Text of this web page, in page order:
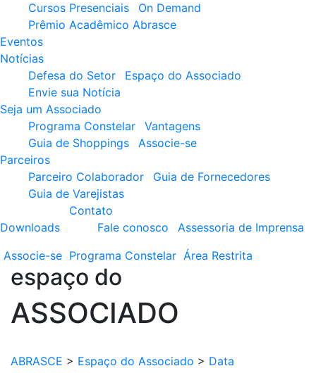
Cursos Presenciais
On Demand
Prêmio Acadêmico Abrasce
Eventos
Notícias
Defesa do Setor
Espaço do Associado
Envie sua Notícia
Seja um Associado
Programa Constelar
Vantagens
Guia de Shoppings
Associe-se
Parceiros
Parceiro Colaborador
Guia de Fornecedores
Guia de Varejistas
Downloads
Contato
Fale conosco
Assessoria de Imprensa
Associe-se Programa Constelar Área Restrita
espaço do
ASSOCIADO
ABRASCE > Espaço do Associado > Data